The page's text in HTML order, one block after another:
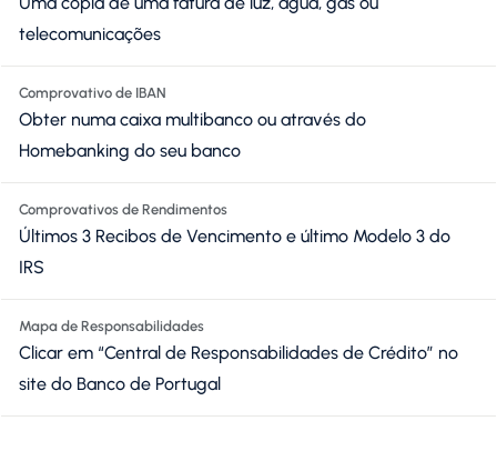
telecomunicações
Comprovativo de IBAN
Obter numa caixa multibanco ou através do
Homebanking do seu banco
Comprovativos de Rendimentos
Últimos 3 Recibos de Vencimento e último Modelo 3 do
IRS
Mapa de Responsabilidades
Clicar em “Central de Responsabilidades de Crédito” no
site do Banco de Portugal